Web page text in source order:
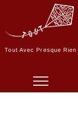
Tout Avec Presque Rien